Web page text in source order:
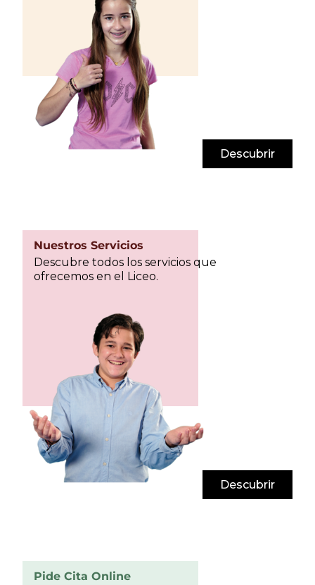
Descubrir
Nuestros Servicios
Descubre todos los servicios que
ofrecemos en el Liceo.
Descubrir
Pide Cita Online